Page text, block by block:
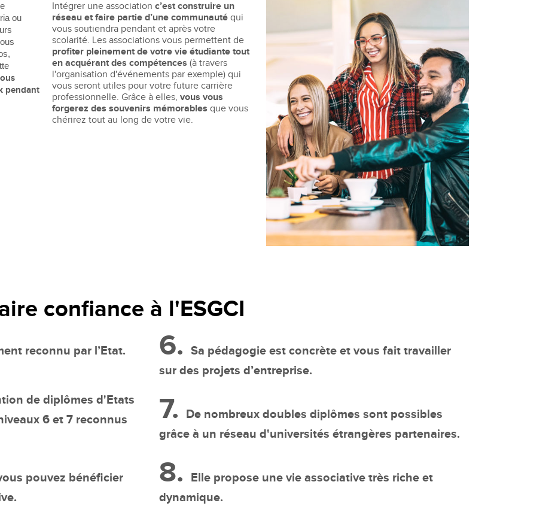
ou
pendant
Intégrer une association c’est construire un
réseau et faire partie d’une communautéqui
vous soutiendra pendant et après votre
scolarité. Les associations vous permettent de
profiter pleinement de votre vie étudiante tout
en acquérant des compétences (à travers
l'organisation d'événements par exemple) qui
vous seront utiles pour votre future carrière
professionnelle. Grâce à elles, vous vous
forgerez des souvenirs mémorables que vous
chérirez tout au long de votre vie.
confiance à l'ESGCI
reconnu par l’Etat.
de diplômes d'Etats
6 et 7 reconnus
pouvez bénéficier
6. Sa pédagogie est concrète et vous fait travailler
sur des projets d’entreprise.
7.
De nombreux doubles diplômes sont possibles
grâce à un réseau d'universités étrangères partenaires.
8.
Elle propose une vie associative très riche et
dynamique.